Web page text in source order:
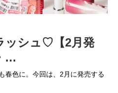
ッシュ♡【2月発
…
春色に。今回は、2月に発売する